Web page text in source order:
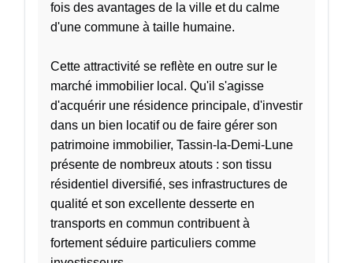
fois des avantages de la ville et du calme
d'une commune à taille humaine.
Cette attractivité se reflète en outre sur le
marché immobilier local. Qu'il s'agisse
d'acquérir une résidence principale, d'investir
dans un bien locatif ou de faire gérer son
patrimoine immobilier, Tassin-la-Demi-Lune
présente de nombreux atouts : son tissu
résidentiel diversifié, ses infrastructures de
qualité et son excellente desserte en
transports en commun contribuent à
fortement séduire particuliers comme